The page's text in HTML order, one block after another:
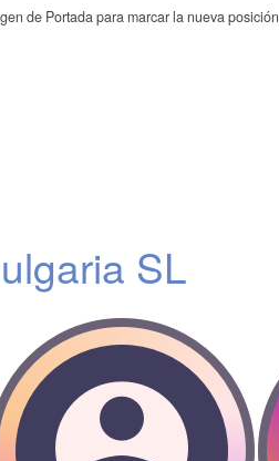
de Portada para marcar la nueva posición
SL